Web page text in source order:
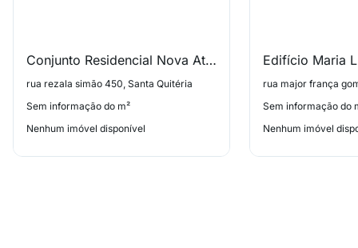
Conjunto Residencial Nova Atlanta Ii
rua rezala simão 450, Santa Quitéria
Sem informação do m²
Nenhum imóvel disponível
Edifício Maria
Sem informação do
Nenhum imóvel